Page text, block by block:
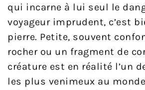
qui incarne à lui seul le
voyageur imprudent, c’est
pierre. Petite, souvent
rocher ou un fragment de
créature est en réalité l’un
les plus venimeux au